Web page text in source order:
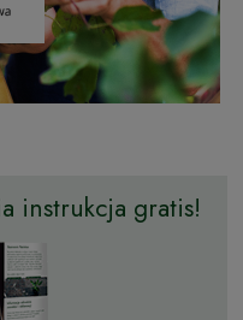
instrukcja gratis!